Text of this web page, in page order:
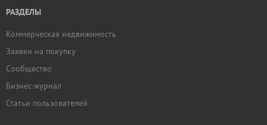
РАЗДЕЛЫ
Коммерческая недвижимость
Заявки на покупку
Сообщество
Бизнес-журнал
Статьи пользователей